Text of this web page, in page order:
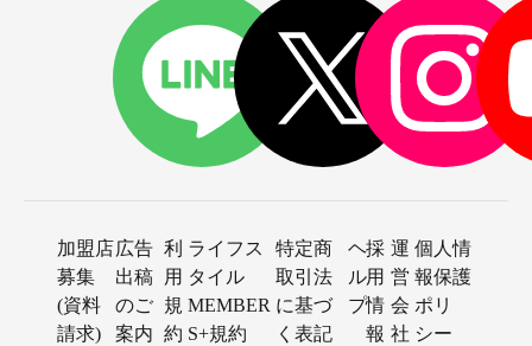
加盟店
募集
(資料
請求)
広告
出稿
のご
案内
利
用
規
約
ライフス
タイル
MEMBER
S+規約
特定商
取引法
に基づ
く表記
ヘ
ル
プ
採
用
情
報
運
営
会
社
個人情
報保護
ポリ
シー